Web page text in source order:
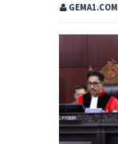
GEMA1.COM